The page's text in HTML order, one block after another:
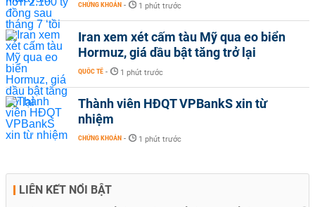
CHỨNG KHOÁN - 1 phút trước
Iran xem xét cấm tàu Mỹ qua eo biển
Hormuz, giá dầu bật tăng trở lại
QUỐC TẾ - 1 phút trước
Thành viên HĐQT VPBankS xin từ
nhiệm
CHỨNG KHOÁN - 1 phút trước
LIÊN KẾT NỔI BẬT